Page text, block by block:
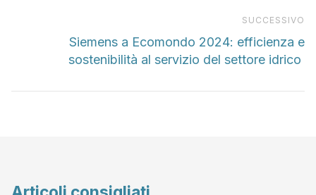
SUCCESSIVO
Siemens a Ecomondo 2024: efficienza e
sostenibilità al servizio del settore idrico